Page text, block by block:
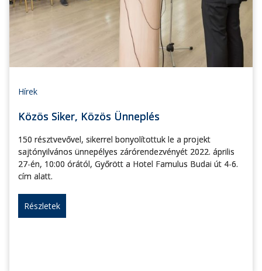
Hírek
Közös Siker, Közös Ünneplés
150 résztvevővel, sikerrel bonyolítottuk le a projekt
sajtónyilvános ünnepélyes zárórendezvényét 2022. április
27-én, 10:00 órától, Győrött a Hotel Famulus Budai út 4-6.
cím alatt.
Részletek